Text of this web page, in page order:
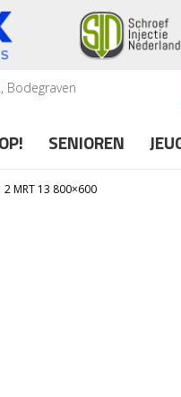
Bodegraven
SENIOREN
2 MRT 13 800×600